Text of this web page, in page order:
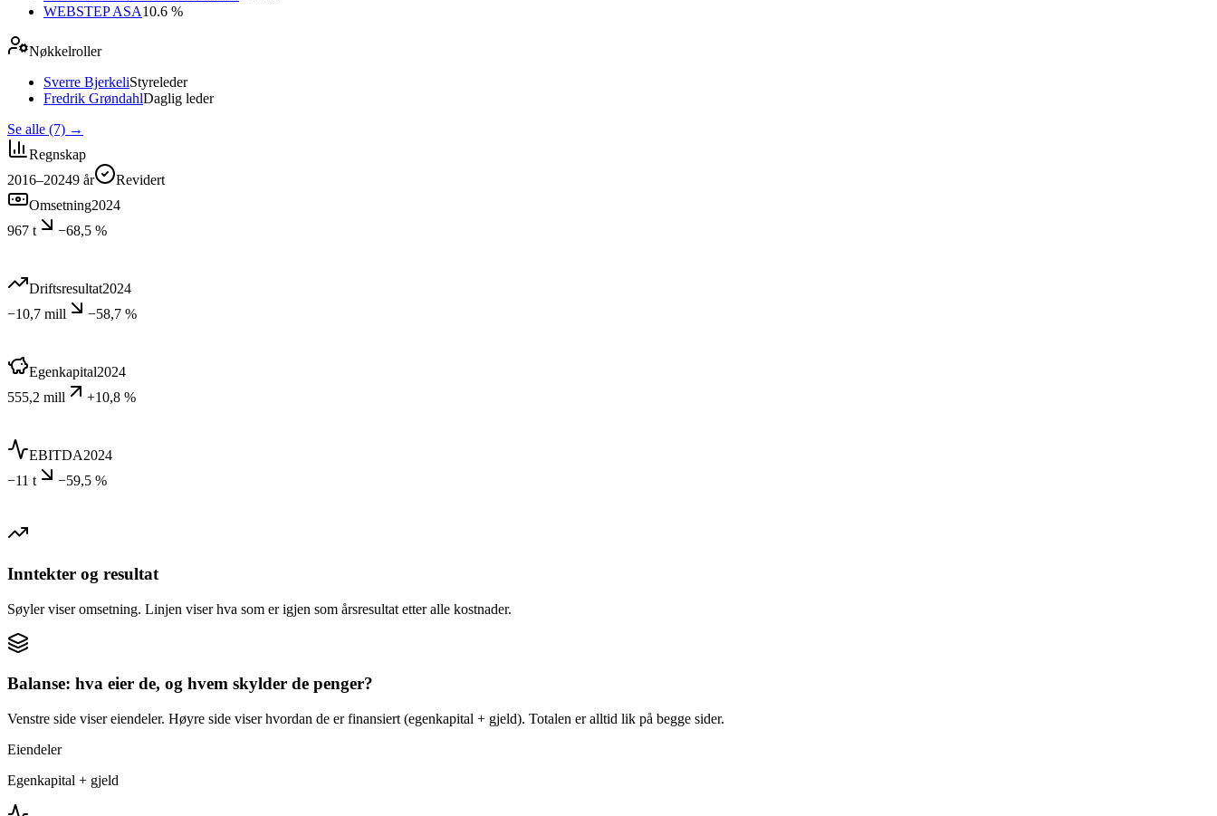
WEBSTEP ASA10.6 %
Nøkkelroller
Sverre BjerkeliStyreleder
Fredrik GrøndahlDaglig leder
Se alle (7) →
Regnskap
2016–20249 år
Revidert
Omsetning2024
967 t
−68,5 %
Driftsresultat2024
−10,7 mill
−58,7 %
Egenkapital2024
555,2 mill
+10,8 %
EBITDA2024
−11 t
−59,5 %
Inntekter og resultat
Søyler viser omsetning. Linjen viser hva som er igjen som årsresultat etter alle kostnader.
Balanse: hva eier de, og hvem skylder de penger?
Venstre side viser eiendeler. Høyre side viser hvordan de er finansiert (egenkapital + gjeld). Totalen er alltid lik på begge sider.
Eiendeler
Egenkapital + gjeld